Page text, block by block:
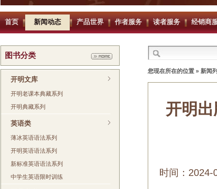
首页 新闻动态 产品世界 作者服务 读者服务 经销商
图书分类
开明文库
开明老课本典藏系列
开明典藏系列
英语类
薄冰英语语法系列
开明英语语法系列
新标准英语语法系列
中学生英语限时训练
您现在所在的位置 » 新闻
开明
时间：